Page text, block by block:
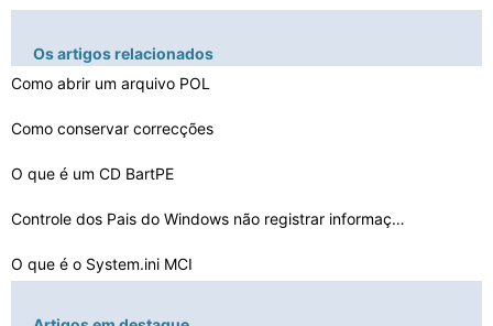
Os artigos relacionados
Como abrir um arquivo POL
Como conservar correcções
O que é um CD BartPE
Controle dos Pais do Windows não registrar informaçõ…
O que é o System.ini MCI